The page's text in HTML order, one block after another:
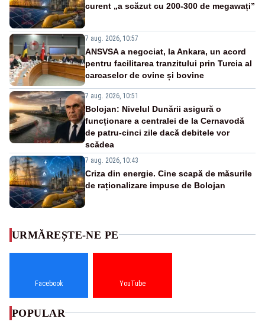
curent „a scăzut cu 200-300 de megawați”
7 aug. 2026, 10:57
ANSVSA a negociat, la Ankara, un acord
pentru facilitarea tranzitului prin Turcia al
carcaselor de ovine și bovine
7 aug. 2026, 10:51
Bolojan: Nivelul Dunării asigură o
funcționare a centralei de la Cernavodă
de patru-cinci zile dacă debitele vor
scădea
7 aug. 2026, 10:43
Criza din energie. Cine scapă de măsurile
de raționalizare impuse de Bolojan
URMĂREȘTE-NE PE
Facebook YouTube
POPULAR